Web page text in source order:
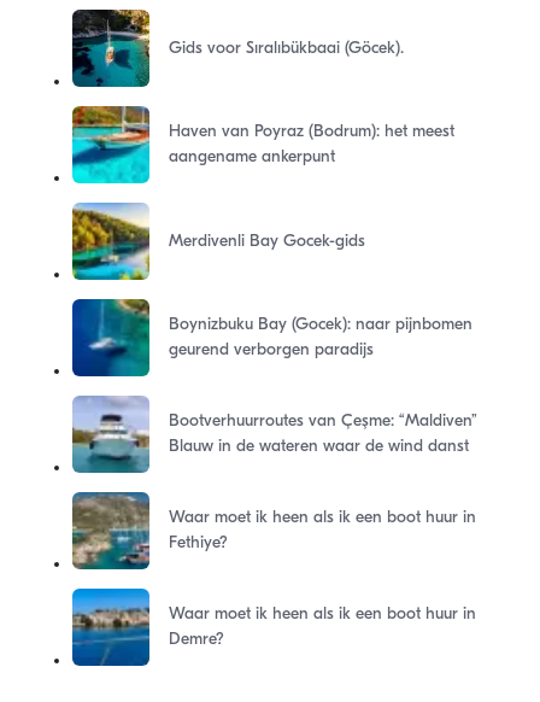
Gids voor Sıralıbükbaai (Göcek).
Haven van Poyraz (Bodrum): het meest
aangename ankerpunt
Merdivenli Bay Gocek-gids
Boynizbuku Bay (Gocek): naar pijnbomen
geurend verborgen paradijs
Bootverhuurroutes van Çeşme: “Maldiven”
Blauw in de wateren waar de wind danst
Waar moet ik heen als ik een boot huur in
Fethiye?
Waar moet ik heen als ik een boot huur in
Demre?